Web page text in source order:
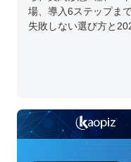
場、導入6ステップま
失敗しない選び方と